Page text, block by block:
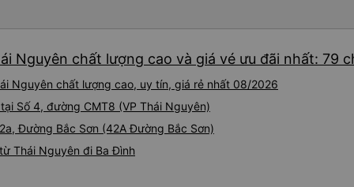
Nguyên chất lượng cao và giá vé ưu đãi nhất: 79
Nguyên chất lượng cao, uy tín, giá rẻ nhất 08/2026
Số 4, đường CMT8 (VP Thái Nguyên)
Đường Bắc Sơn (42A Đường Bắc Sơn)
Thái Nguyên đi Ba Đình